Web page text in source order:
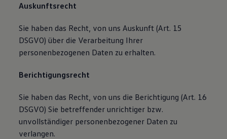
Auskunftsrecht
Sie haben das Recht, von uns Auskunft (Art. 15
DSGVO) über die Verarbeitung Ihrer
personenbezogenen Daten zu erhalten.
Berichtigungsrecht
Sie haben das Recht, von uns die Berichtigung (Art. 16
DSGVO) Sie betreffender unrichtiger bzw.
unvollständiger personenbezogener Daten zu
verlangen.